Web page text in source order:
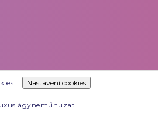
Nastavení cookies
ágyneműhuzat